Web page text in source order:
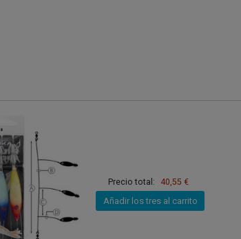
Precio total: 40,55 €
Añadir los tres al carrito